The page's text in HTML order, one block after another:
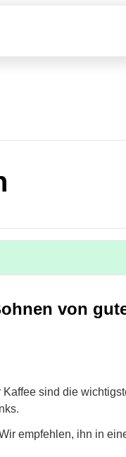
von
sind die
empfehlen, ihn in